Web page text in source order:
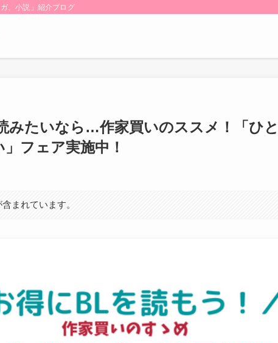
、小説」紹介ブログ
みたいなら…作家買いのススメ！「ひと
フェア実施中！
まれています。